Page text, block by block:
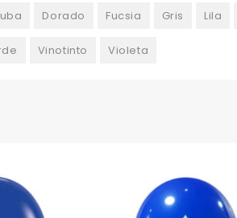
Dorado Fucsia Gris Lila
Vinotinto Violeta